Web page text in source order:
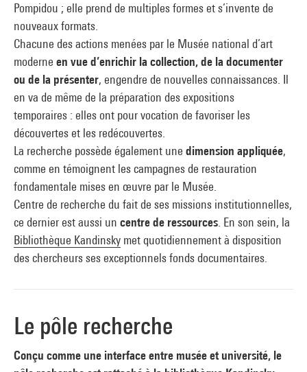
Pompidou ; elle prend de multiples formes et s’invente de
nouveaux formats.
Chacune des actions menées par le Musée national d’art
moderne en vue d’enrichir la collection, de la documenter
ou de la présenter, engendre de nouvelles connaissances. Il
en va de même de la préparation des expositions
temporaires : elles ont pour vocation de favoriser les
découvertes et les redécouvertes.
La recherche possède également une dimension appliquée,
comme en témoignent les campagnes de restauration
fondamentale mises en œuvre par le Musée.
Centre de recherche du fait de ses missions institutionnelles,
ce dernier est aussi un centre de ressources . En son sein, la
Bibliothèque Kandinsky met quotidiennement à disposition
des chercheurs ses exceptionnels fonds documentaires.
Le pôle recherche
Conçu comme une interface entre musée et université, le